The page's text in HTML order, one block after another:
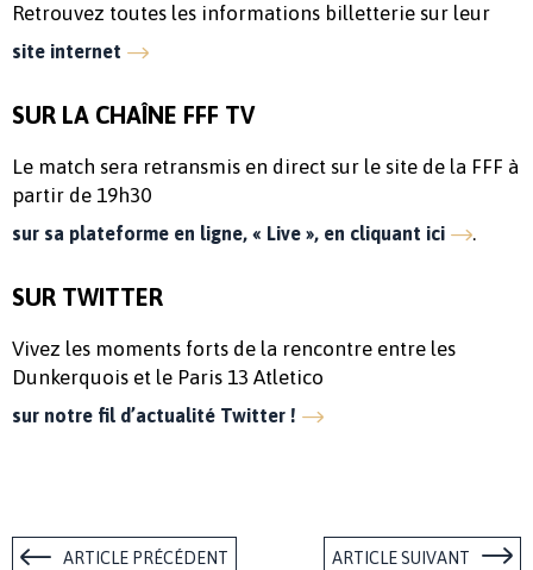
Retrouvez toutes les informations billetterie sur leur
site internet
SUR LA CHAÎNE FFF TV
Le match sera retransmis en direct sur le site de la FFF à
partir de 19h30
sur sa plateforme en ligne, « Live », en cliquant ici .
SUR TWITTER
Vivez les moments forts de la rencontre entre les
Dunkerquois et le Paris 13 Atletico
sur notre fil d’actualité Twitter !
ARTICLE PRÉCÉDENT ARTICLE SUIVANT